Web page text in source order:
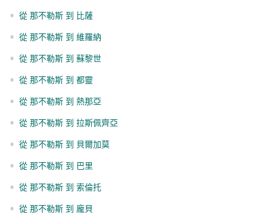
• 從 那不勒斯 到 比薩
• 從 那不勒斯 到 維羅納
• 從 那不勒斯 到 蘇黎世
• 從 那不勒斯 到 都靈
• 從 那不勒斯 到 熱那亞
• 從 那不勒斯 到 拉斯佩齊亞
• 從 那不勒斯 到 貝爾加莫
• 從 那不勒斯 到 巴里
• 從 那不勒斯 到 索倫托
• 從 那不勒斯 到 龐貝